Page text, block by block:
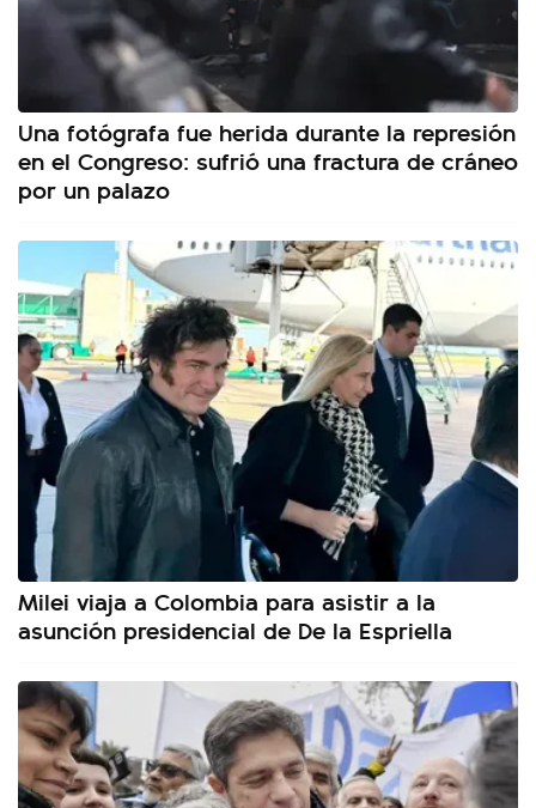
Una fotógrafa fue herida durante la represión
en el Congreso: sufrió una fractura de cráneo
por un palazo
Milei viaja a Colombia para asistir a la
asunción presidencial de De la Espriella